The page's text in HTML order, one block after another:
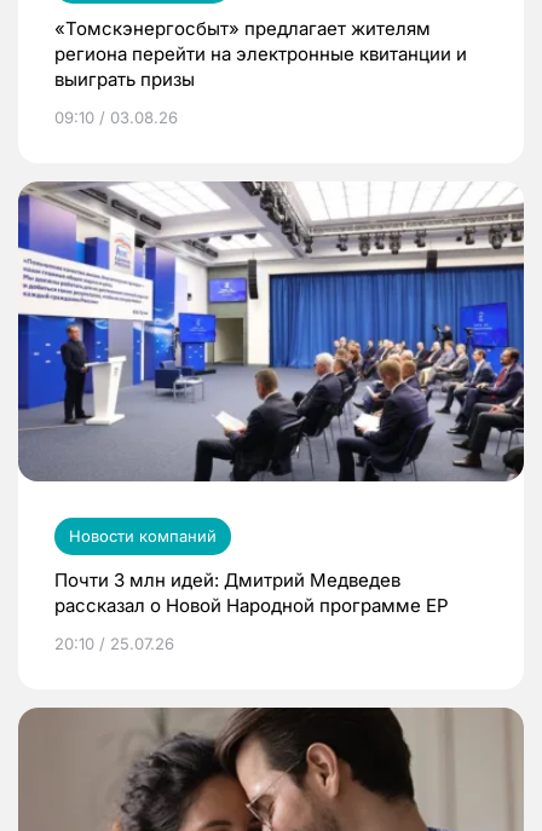
«Томскэнергосбыт» предлагает жителям
региона перейти на электронные квитанции и
выиграть призы
09:10 / 03.08.26
Новости компаний
Почти 3 млн идей: Дмитрий Медведев
рассказал о Новой Народной программе ЕР
20:10 / 25.07.26